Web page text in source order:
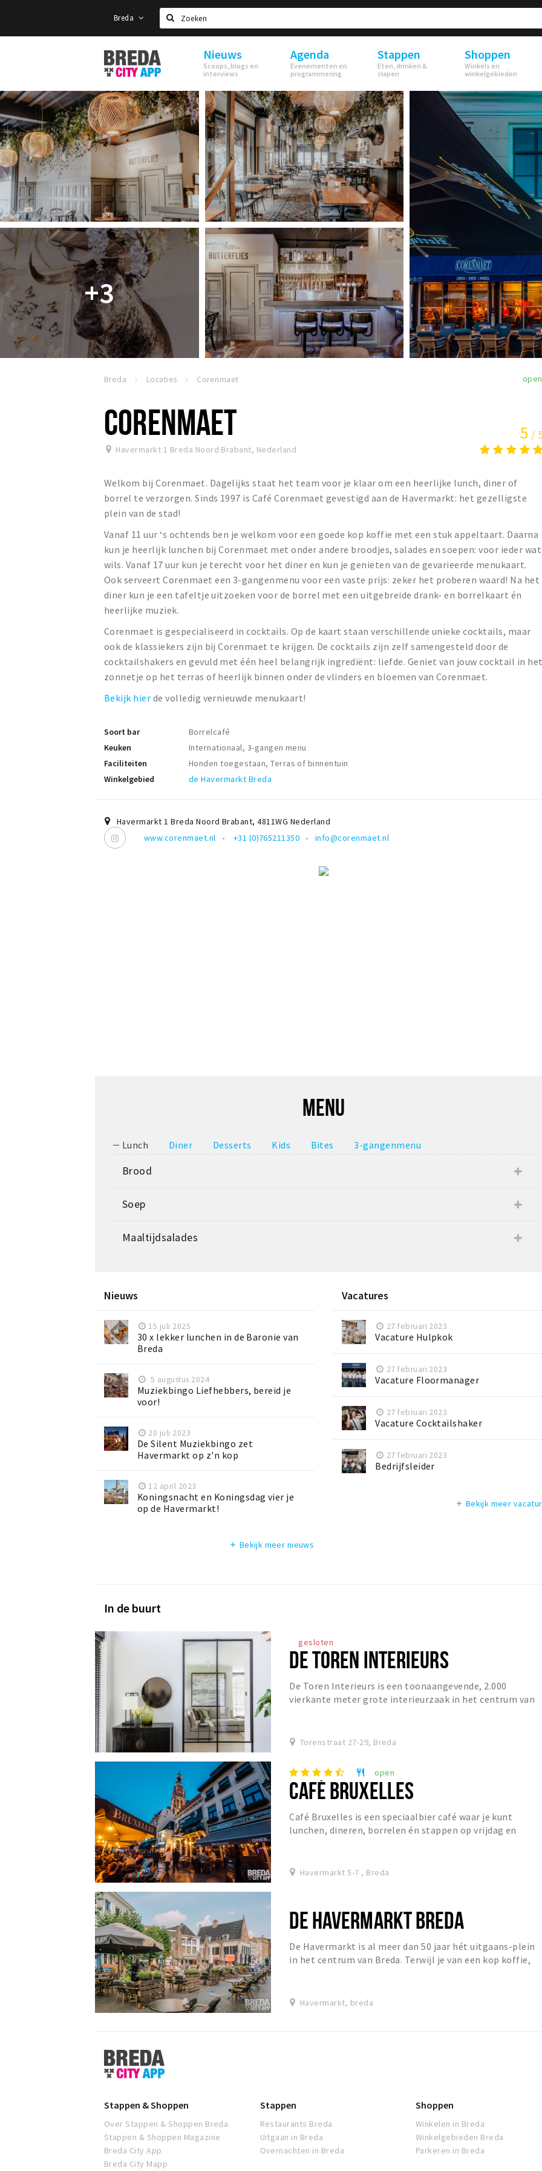
Breda
Zoeken
Stappen
&
Shoppen
Breda
Nieuws
Scoops, blogs en
interviews
Agenda
Evenementen en
programmering
Stappen
Eten, drinken &
slapen
Shoppen
Winkels en
winkelgebieden
+3
Breda Locaties Corenmaet open
CORENMAET
Havermarkt 1 Breda Noord Brabant, Nederland
5 /
Welkom bij Corenmaet. Dagelijks staat het team voor je klaar om een heerlijke lunch, diner of
borrel te verzorgen. Sinds 1997 is Café Corenmaet gevestigd aan de Havermarkt: het gezelligste
plein van de stad!
Vanaf 11 uur ‘s ochtends ben je welkom voor een goede kop koffie met een stuk appeltaart. Daarna
kun je heerlijk lunchen bij Corenmaet met onder andere broodjes, salades en soepen: voor ieder wat
wils. Vanaf 17 uur kun je terecht voor het diner en kun je genieten van de gevarieerde menukaart.
Ook serveert Corenmaet een 3-gangenmenu voor een vaste prijs: zeker het proberen waard! Na het
diner kun je een tafeltje uitzoeken voor de borrel met een uitgebreide drank- en borrelkaart én
heerlijke muziek.
Corenmaet is gespecialiseerd in cocktails. Op de kaart staan verschillende unieke cocktails, maar
ook de klassiekers zijn bij Corenmaet te krijgen. De cocktails zijn zelf samengesteld door de
cocktailshakers en gevuld met één heel belangrijk ingrediënt: liefde. Geniet van jouw cocktail in
zonnetje op het terras of heerlijk binnen onder de vlinders en bloemen van Corenmaet.
Bekijk hier de volledig vernieuwde menukaart!
Soort bar
Borrelcafé
Keuken
Internationaal, 3-gangen menu
Faciliteiten
Honden toegestaan, Terras of binnentuin
Winkelgebied
de Havermarkt Breda
Havermarkt 1 Breda Noord Brabant,4811WG Nederland
www.corenmaet.nl
+31 (0)765211350 info@corenmaet.nl
MENU
Lunch Diner Desserts Kids Bites 3-gangenmenu
Brood
Soep
Maaltijdsalades
Nieuws
15 juli 2025
30 x lekker lunchen in de Baronie van
Breda
5 augustus 2024
Muziekbingo Liefhebbers, bereid je
voor!
20 juli 2023
De Silent Muziekbingo zet
Havermarkt op z'n kop
12 april 2023
Koningsnacht en Koningsdag vier je
op de Havermarkt!
add Bekijk meer nieuws
Vacatures
27 februari 2023
Vacature Hulpkok
27 februari 2023
Vacature Floormanager
27 februari 2023
Vacature Cocktailshaker
27 februari 2023
Bedrijfsleider
add Bekijk meer
In de buurt
gesloten
DE TOREN INTERIEURS
De Toren Interieurs is een toonaangevende, 2.000
vierkante meter grote interieurzaak in het centrum van
Torenstraat 27-29, Breda
restaurant open
CAFÉ BRUXELLES
Café Bruxelles is een speciaalbier café waar je kunt
lunchen, dineren, borrelen én stappen op vrijdag en
Havermarkt 5-7 , Breda
DE HAVERMARKT BREDA
De Havermarkt is al meer dan 50 jaar hét uitgaans-plein
in het centrum van Breda. Terwijl je van een kop koffie,
Havermarkt, breda
Stappen
&
Shoppen
Stappen & Shoppen
Over Stappen & Shoppen Breda
Stappen & Shoppen Magazine
Breda City App
Breda City Mapp
Stappen
Restaurants Breda
Uitgaan in Breda
Overnachten in Breda
Shoppen
Winkelen in Breda
Winkelgebieden Breda
Parkeren in Breda